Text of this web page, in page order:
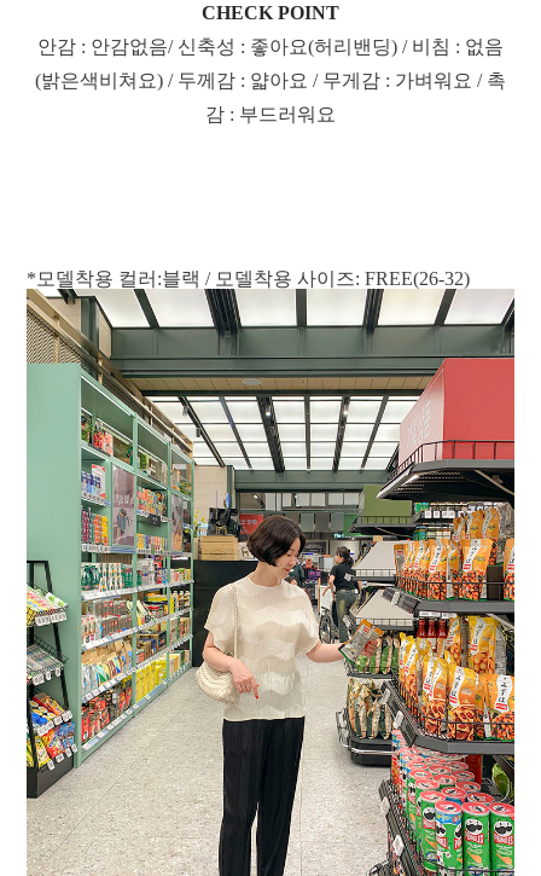
CHECK POINT
안감 : 안감없음/ 신축성 : 좋아요(허리밴딩) / 비침 : 없음
(밝은색비쳐요) / 두께감 : 얇아요 / 무게감 : 가벼워요 / 촉
감 : 부드러워요
*모델착용 컬러:블랙 / 모델착용 사이즈: FREE(26-32)